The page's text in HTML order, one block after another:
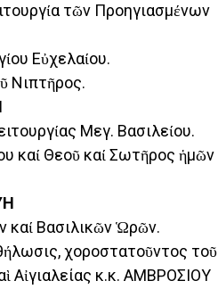
τῶν Προηγιασμένων
Εὐχελαίου.
Νιπτῆρος.
Μεγ. Βασιλείου.
καί Θεοῦ καί Σωτῆρος ἡμῶν
Βασιλικῶν Ὡρῶν.
χοροστατοῦντος τοῦ
Αἰγιαλείας κ.κ. ΑΜΒΡΟΣΙΟΥ